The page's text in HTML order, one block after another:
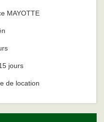
MAYOTTE
jours
de location